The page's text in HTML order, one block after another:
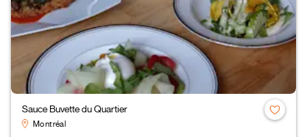
Sauce Buvette du Quartier
Montréal